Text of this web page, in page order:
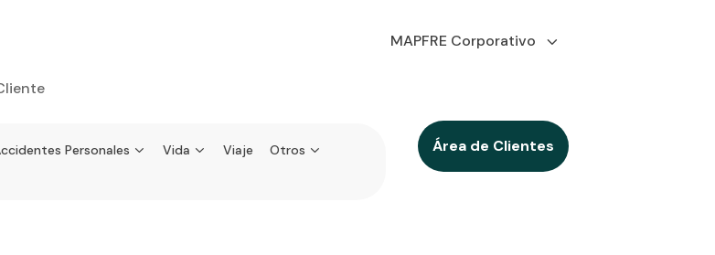
MAPFRE Corporativo
Área de Clientes
Personales Vida Viaje
Otros